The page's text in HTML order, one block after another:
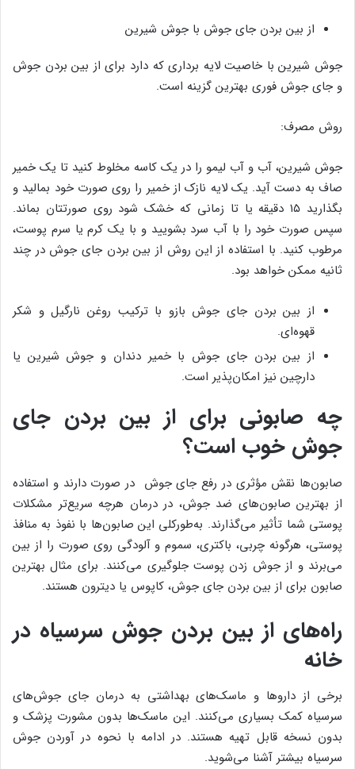
از بین بردن جای جوش با جوش شیرین
جوش شیرین با خاصیت لایه برداری که دارد برای از بین بردن جوش
و جای جوش فوری بهترین گزینه است.
روش مصرف:
جوش شیرین، آب و آب لیمو را در یک کاسه مخلوط کنید تا یک خمیر
صاف به دست آید. یک لایه نازک از خمیر را روی صورت خود بمالید و
بگذارید ۱۵ دقیقه یا تا زمانی که خشک شود روی صورتتان بماند.
سپس صورت خود را با آب سرد بشویید و با یک کرم یا سرم پوست،
مرطوب کنید. با استفاده از این روش از بین بردن جای جوش در چند
ثانیه ممکن خواهد بود.
از بین بردن جای جوش بازو با ترکیب روغن نارگیل و شکر
قهوه‌ای.
از بین بردن جای جوش با خمیر دندان و جوش شیرین یا
دارچین نیز امکان‌پذیر است.
چه صابونی برای از بین بردن جای
جوش خوب است؟
صابون‌ها نقش مؤثری در رفع جای جوش در صورت دارند و استفاده
از بهترین صابون‌های ضد جوش، در درمان هرچه سریع‌تر مشکلات
پوستی شما تأثیر می‌گذارند. به‌طورکلی این صابون‌ها با نفوذ به منافذ
پوستی، هرگونه چربی، باکتری، سموم و آلودگی روی صورت را از بین
می‌برند و از جوش زدن پوست جلوگیری می‌کنند. برای مثال بهترین
صابون برای از بین بردن جای جوش، کاپوس یا دیترون هستند.
راه‌های از بین بردن جوش سرسیاه در
خانه
برخی از داروها و ماسک‌های بهداشتی به درمان جای جوش‌های
سرسیاه کمک بسیاری می‌کنند. این ماسک‌ها بدون مشورت پزشک و
بدون نسخه قابل تهیه هستند. در ادامه با نحوه در آوردن جوش
سرسیاه بیشتر آشنا می‌شوید.